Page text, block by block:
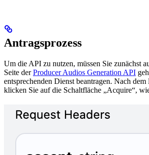
Antragsprozess
Um die API zu nutzen, müssen Sie zunächst
Seite derProducer Audios Generation API
entsprechenden Dienst beantragen. Nach dem
klicken Sie auf die Schaltfläche „Acquire“,